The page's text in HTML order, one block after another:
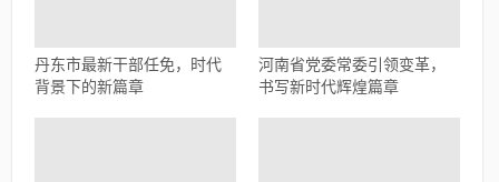
丹东市最新干部任免，时代
背景下的新篇章
河南省党委常委引领变革，
书写新时代辉煌篇章